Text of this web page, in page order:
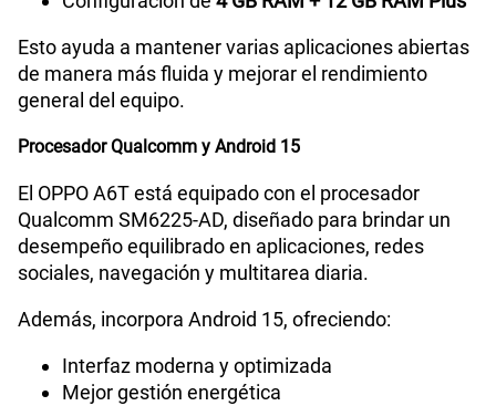
Esto ayuda a mantener varias aplicaciones abiertas
de manera más fluida y mejorar el rendimiento
general del equipo.
Procesador Qualcomm y Android 15
El OPPO A6T está equipado con el procesador
Qualcomm SM6225-AD, diseñado para brindar un
desempeño equilibrado en aplicaciones, redes
sociales, navegación y multitarea diaria.
Además, incorpora Android 15, ofreciendo:
Interfaz moderna y optimizada
Mejor gestión energética